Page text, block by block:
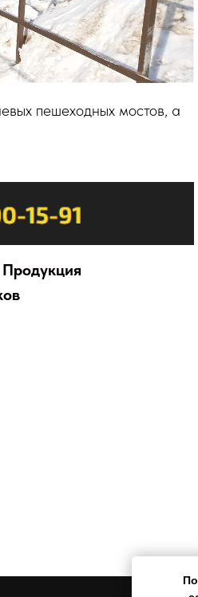
пешеходных мостов, а
Продукция